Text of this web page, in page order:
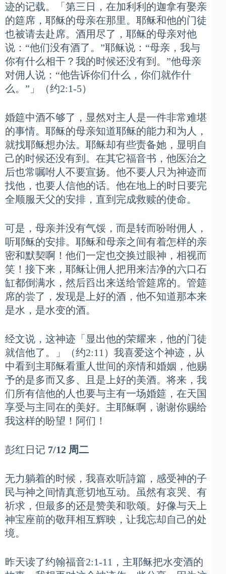
迹的记载。「第三日，在加利利的迦拿有娶亲
的筵席，耶稣的母亲在那里。耶稣和他的门徒
也被请去赴席。酒用尽了，耶稣的母亲对他
说：“他们没有酒了。”耶稣说：“母亲，我与
你有什么相干？我的时候还没有到。”他母亲
对佣人说：“他告诉你们什么，你们就作什
么。”」（约2:1-5）
婚筵中酒不够了，显然对主人是一件非常难堪
的事情。耶稣的母亲知道耶稣的能力和为人，
就找耶稣想办法。耶稣却有些责备她，显明自
己的时候还没有到。在其它福音书，他医治之
后也常嘱咐人不要宣扬。他不要人只为神迹而
找他，也要人信他的话。他在地上的时日要完
全顺服天父的安排，直到完成救赎的使命。
可是，母亲并没有气馁，而是转而吩咐佣人，
听耶稣的安排。耶稣和母亲之间有着怎样的亲
密和默契啊！他们一定也交换过眼神，相视而
笑！接下来，耶稣让佣人把用来洁净的六口石
缸都倒满水，然后舀出来送给管筵席的。管筵
席的尝了，发现是上好的酒，他不知道那本来
是水，是水变的酒。
经文说，这神迹「显出他的荣耀来，他的门徒
就信他了。」（约2:11）我喜爱这个神迹，从
中看到主耶稣看重人世间的亲情和婚姻，他赐
予的是多而又多、且是上好的美酒。将来，我
们所有信他的人也要与主有一场婚筵，在天国
享受与主同在的美好。主耶稣啊，谢谢你赐给
我这样的盼望！阿们！
彭红日记 7/12 周二
无力躺着的时候，我喜欢听詩篇，感受神的子
民与神之间情真意切地互动。虽然有哀哭、有
祈求，但最多的还是赞美和歌颂。好像与天上
神宝座前的敬拜相互辉映，让我忘却自己的处
境。
昨天读了约翰福音2:1-11，主耶稣把水变酒的